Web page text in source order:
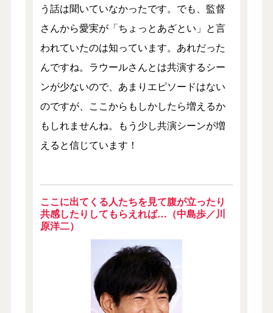
う話は聞いていなかったです。でも、監督
さんから愛実が「ちょっとあざとい」と言
われていたのは知っています。あれだった
んですね。ラウールさんとは共演するシー
ンが少ないので、あまりエピソードはない
のですが、ここからもしかしたら増えるか
もしれませんね。もう少し共演シーンが増
えると信じています！
ここに出てくる人たちを見て腹が立ったり
共感したりしてもらえれば…（中島歩／川
原洋二）